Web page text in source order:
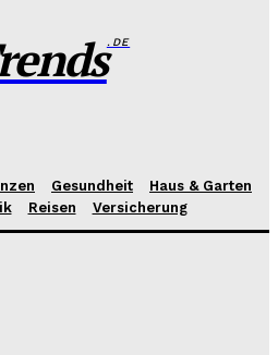
.DE
Gesundheit
Haus & Garten
Reisen Versicherung